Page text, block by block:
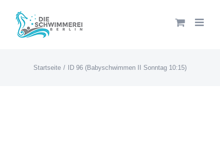
Zum
Inhalt
Startseite ID 96 (Babyschwimmen II Sonntag 10:15)